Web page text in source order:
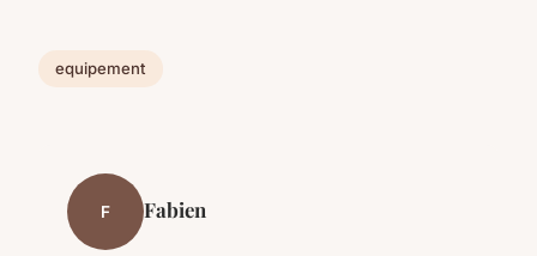
equipement
F Fabien